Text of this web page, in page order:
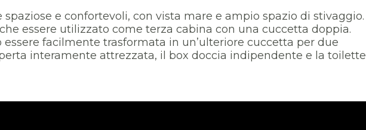
e confortevoli, con vista mare e ampio spazio di stivaggio.
essere utilizzato come terza cabina con una cuccetta doppia.
facilmente trasformata in un’ulteriore cuccetta per due
interamente attrezzata, il box doccia indipendente e la toilette